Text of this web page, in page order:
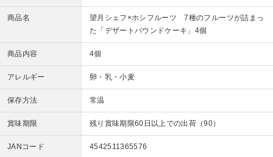
商品名
望月シェフ×ホシフルーツ 7種のフルーツが詰まっ
た「デザートパウンドケーキ」4個
商品内容 4個
アレルギー 卵・乳・小麦
保存方法 常温
賞味期限 残り賞味期限60日以上での出荷（90）
JANコード 4542511365576